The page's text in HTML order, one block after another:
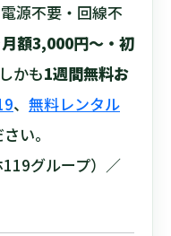
源不要・回線不
月額3,000円〜・初
かも1週間無料お
、 無料レンタル
い。
グループ）／